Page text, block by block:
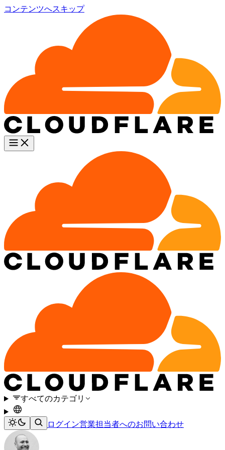
コンテンツへスキップ
すべてのカテゴリ
ログイン営業担当者へのお問い合わせ